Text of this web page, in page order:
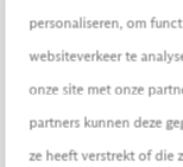
personaliseren, om
websiteverkeer te
onze site met onze
partners kunnen deze
ze heeft verstrekt of die
‘De klant
dan aan het